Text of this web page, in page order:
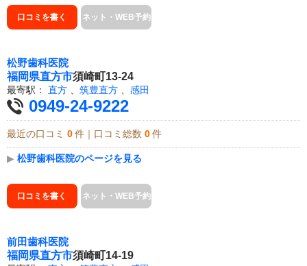
口コミを書く ネット・WEB予約
松野歯科医院
福岡県直方市須崎町13-24
最寄駅： 直方 筑豊直方 感田
0949-24-9222
最近の口コミ 0 件｜口コミ総数 0 件
▶ 松野歯科医院のページを見る
口コミを書く ネット・WEB予約
前田歯科医院
福岡県直方市須崎町14-19